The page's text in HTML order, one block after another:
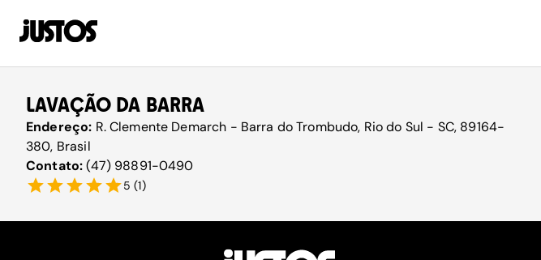
LAVAÇÃO DA BARRA
Endereço: R. Clemente Demarch - Barra do Trombudo, Rio do Sul - SC, 89164-
380, Brasil
Contato:(47) 98891-0490
5 (1)